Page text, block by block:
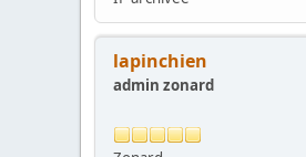
lapinchien
admin zonard